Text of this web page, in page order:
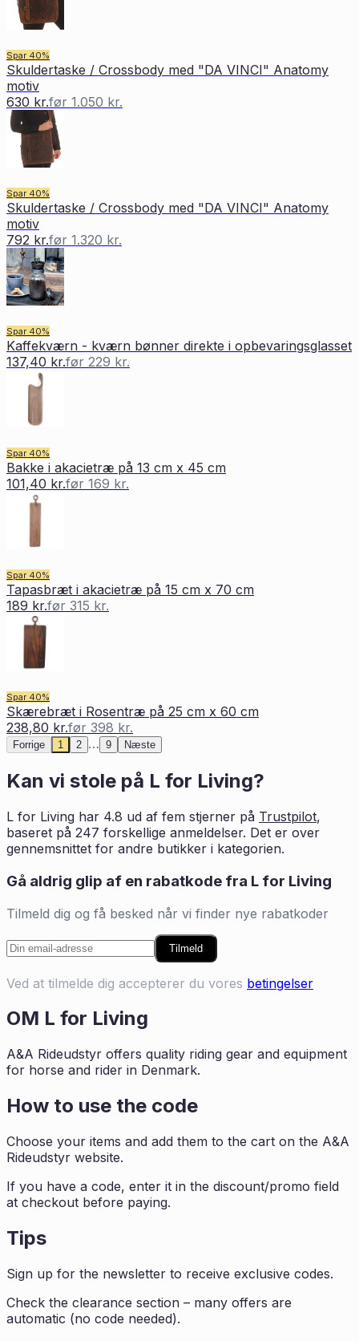
Spar 40%
Skuldertaske / Crossbody med "DA VINCI" Anatomy
motiv
630 kr.før 1.050 kr.
Spar 40%
Skuldertaske / Crossbody med "DA VINCI" Anatomy
motiv
792 kr.før 1.320 kr.
Spar 40%
Kaffekværn - kværn bønner direkte i opbevaringsglasset
137,40 kr.før 229 kr.
Spar 40%
Bakke i akacietræ på 13 cm x 45 cm
101,40 kr.før 169 kr.
Spar 40%
Tapasbræt i akacietræ på 15 cm x 70 cm
189 kr.før 315 kr.
Spar 40%
Skærebræt i Rosentræ på 25 cm x 60 cm
238,80 kr.før 398 kr.
Forrige 1 2 … 9 Næste
Kan vi stole på L for Living?
L for Living har 4.8 ud af fem stjerner på Trustpilot,
baseret på 247 forskellige anmeldelser. Det er over
gennemsnittet for andre butikker i kategorien.
Gå aldrig glip af en rabatkode fra L for Living
Tilmeld dig og få besked når vi finder nye rabatkoder
Tilmeld
Ved at tilmelde dig accepterer du vores betingelser
OM L for Living
A&A Rideudstyr offers quality riding gear and equipment
for horse and rider in Denmark.
How to use the code
Choose your items and add them to the cart on the A&A
Rideudstyr website.
If you have a code, enter it in the discount/promo field
at checkout before paying.
Tips
Sign up for the newsletter to receive exclusive codes.
Check the clearance section – many offers are
automatic (no code needed).